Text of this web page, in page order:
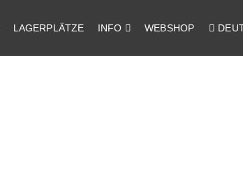
LAGERPLÄTZE INFO WEBSHOP